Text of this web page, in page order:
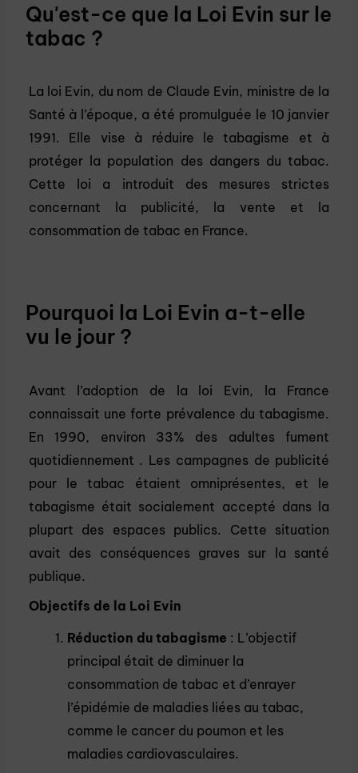
Qu'est-ce que la Loi Evin sur le
tabac ?
La loi Evin, du nom de Claude Evin, ministre de la
Santé à l’époque, a été promulguée le 10 janvier
1991. Elle vise à réduire le tabagisme et à
protéger la population des dangers du tabac.
Cette loi a introduit des mesures strictes
concernant la publicité, la vente et la
consommation de tabac en France.
Pourquoi la Loi Evin a-t-elle
vu le jour ?
Avant l’adoption de la loi Evin, la France
connaissait une forte prévalence du tabagisme.
En 1990, environ 33% des adultes fument
quotidiennement . Les campagnes de publicité
pour le tabac étaient omniprésentes, et le
tabagisme était socialement accepté dans la
plupart des espaces publics. Cette situation
avait des conséquences graves sur la santé
publique.
Objectifs de la Loi Evin
Réduction du tabagisme : L’objectif
principal était de diminuer la
consommation de tabac et d’enrayer
l’épidémie de maladies liées au tabac,
comme le cancer du poumon et les
maladies cardiovasculaires.